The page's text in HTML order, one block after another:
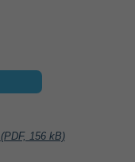
(PDF, 156 kB)